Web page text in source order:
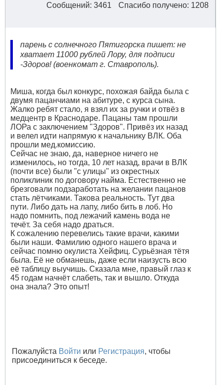
Сообщений: 3461
Спасибо получено: 1208
парень с солнечного Пятигорска пишет: не
хватает 11000 рублей Лору, для подписи
-Здоров! (военкомат г. Ставрополь).
Миша, когда был конкурс, похожая байда была с
двумя пацанчиами на абитуре, с курса сына.
Жалко ребят стало, я взял их за ручки и отвёз в
медцентр в Краснодаре. Пацаны там прошли
ЛОРа с заключением "Здоров". Привёз их назад
и велел идти напрямую к начальнику ВЛК. Оба
прошли мед.комиссию.
Сейчас не знаю, да, наверное ничего не
изменилось, но тогда, 10 лет назад, врачи в ВЛК
(почти все) были "с улицы" из окрестных
поликлиник по договору найма. Естественно не
брезговали подзаработать на желании пацанов
стать лётчиками. Такова реальность. Тут два
пути. Либо дать на лапу, либо бить в лоб. Но
надо помнить, под лежачий камень вода не
течёт. За себя надо драться.
К сожалению перевелись такие врачи, какими
были наши. Фамилию одного нашего врача и
сейчас помню окулиста Хейфиц. Сурьёзная тётя
была. Её не обманешь, даже если наизусть всю
её таблицу выучишь. Сказала мне, правый глаз к
45 годам начнёт слабеть, так и вышло. Откуда
она знала? Это опыт!
Пожалуйста Войти или Регистрация, чтобы
присоединиться к беседе.